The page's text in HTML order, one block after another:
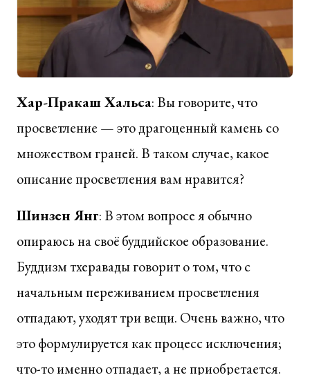
Хар-Пракаш Хальса: Вы говорите, что
просветление — это драгоценный камень со
множеством граней. В таком случае, какое
описание просветления вам нравится?
Шинзен Янг: В этом вопросе я обычно
опираюсь на своё буддийское образование.
Буддизм тхеравады говорит о том, что с
начальным переживанием просветления
отпадают, уходят три вещи. Очень важно, что
это формулируется как процесс исключения;
что-то именно отпадает, а не приобретается.